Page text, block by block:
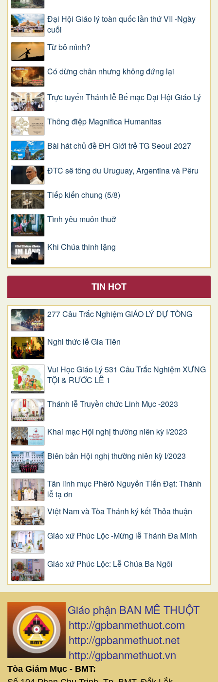
Đại Hội Giáo lý toàn quốc lần thứ VII -Ngày
cuối
Từ bỏ mình?
Có dừng chân nhưng không đứng lại
Trực tuyến Thánh lễ Bế mạc Đại Hội Giáo Lý
Thông điệp Magnifica Humanitas
Bài hát chủ đề ĐH Giới trẻ TG Seoul 2027
ĐTC sẽ tông du Uruguay, Argentina và Pêru
Tiếp kiến chung (5/8)
Tình yêu muôn thuở
Khi Chúa thinh lặng
TIN HOT
277 Câu Trắc Nghiệm GIÁO LÝ DỰ TÒNG
Nghi thức lễ Gia Tiên
Vui Học Giáo Lý 531 Câu Trắc Nghiệm XƯNG
TỘI & RƯỚC LỄ 1
Thánh lễ Truyền chức Linh Mục -2023
Khai mạc Hội nghị thường niên kỳ I/2023
Biên bản Hội nghị thường niên kỳ I/2023
Tân linh mục Phêrô Nguyễn Tiến Đạt: Thánh
lễ tạ ơn
Việt Nam và Tòa Thánh ký kết Thỏa thuận
Giáo xứ Phúc Lộc -Mừng lễ Thánh Đa Minh
Giáo xứ Phúc Lộc: Lễ Chúa Ba Ngôi
Giáo phận BAN MÊ THUỘT
http://gpbanmethuot.com
http://gpbanmethuot.net
http://gpbanmethuot.vn
Tòa Giám Mục - BMT: